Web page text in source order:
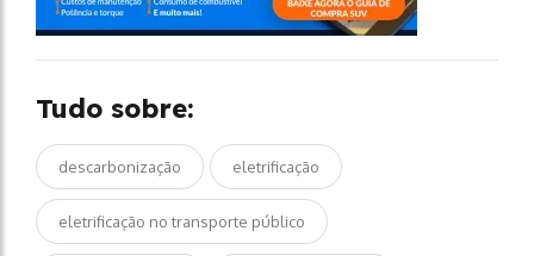
Tudo sobre:
descarbonização eletrificação
eletrificação no transporte público